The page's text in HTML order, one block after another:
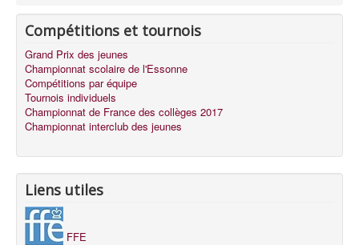
Compétitions et tournois
Grand Prix des jeunes
Championnat scolaire de l'Essonne
Compétitions par équipe
Tournois individuels
Championnat de France des collèges 2017
Championnat interclub des jeunes
Liens utiles
FFE